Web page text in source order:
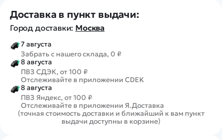
Доставка в пункт выдачи:
Город доставки: Москва
7 августа
Забрать с нашего склада, 0 ₽
8 августа
ПВЗ СДЭК, от 100 ₽
Отслеживайте в приложении CDEK
8 августа
ПВЗ Яндекс, от 100 ₽
Отслеживайте в приложении Я.Доставка
(точная стоимость доставки и ближайший к вам пункт
выдачи доступны в корзине)